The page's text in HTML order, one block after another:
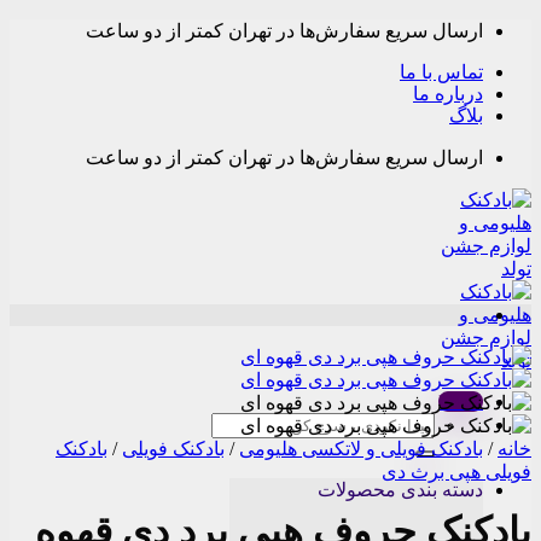
Skip
content
ارسال سریع سفارش‌ها در تهران کمتر از دو ساعت
تماس با ما
درباره ما
بلاگ
ارسال سریع سفارش‌ها در تهران کمتر از دو ساعت
Menu
جستجو
برای:
دسته بندی محصولات
خانه / بادکنک فویلی و لاتکسی هلیومی / بادکنک فویلی / بادکنک
فویلی هپی برث دی
بادکنک حروف هپی برد دی قهوه